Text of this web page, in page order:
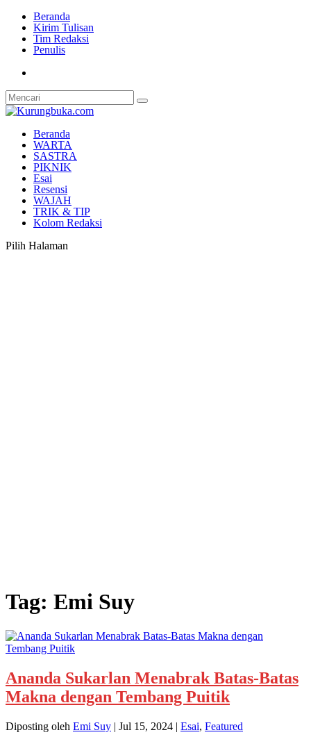
Beranda
Kirim Tulisan
Tim Redaksi
Penulis
Beranda
WARTA
SASTRA
PIKNIK
Esai
Resensi
WAJAH
TRIK & TIP
Kolom Redaksi
Pilih Halaman
Tag: Emi Suy
Ananda Sukarlan Menabrak Batas-Batas
Makna dengan Tembang Puitik
Diposting oleh Emi Suy | Jul 15, 2024 | Esai, Featured